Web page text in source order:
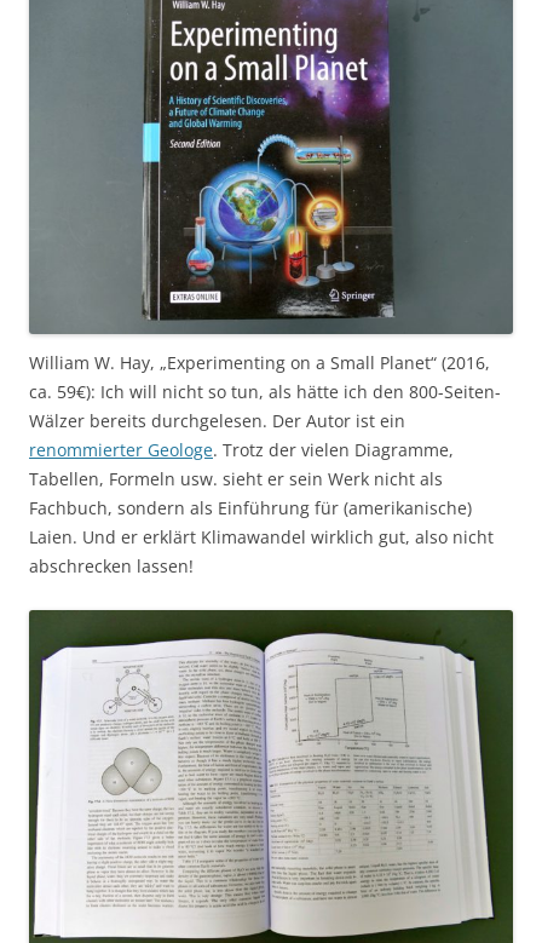
William W. Hay, „Experimenting on a Small Planet“ (2016,
ca. 59€): Ich will nicht so tun, als hätte ich den 800-Seiten-
Wälzer bereits durchgelesen. Der Autor ist ein
renommierter Geologe. Trotz der vielen Diagramme,
Tabellen, Formeln usw. sieht er sein Werk nicht als
Fachbuch, sondern als Einführung für (amerikanische)
Laien. Und er erklärt Klimawandel wirklich gut, also nicht
abschrecken lassen!